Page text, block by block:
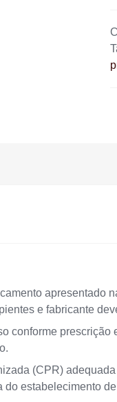
apresentado
e fabricante
conforme
(CPR)
do estabelecimento